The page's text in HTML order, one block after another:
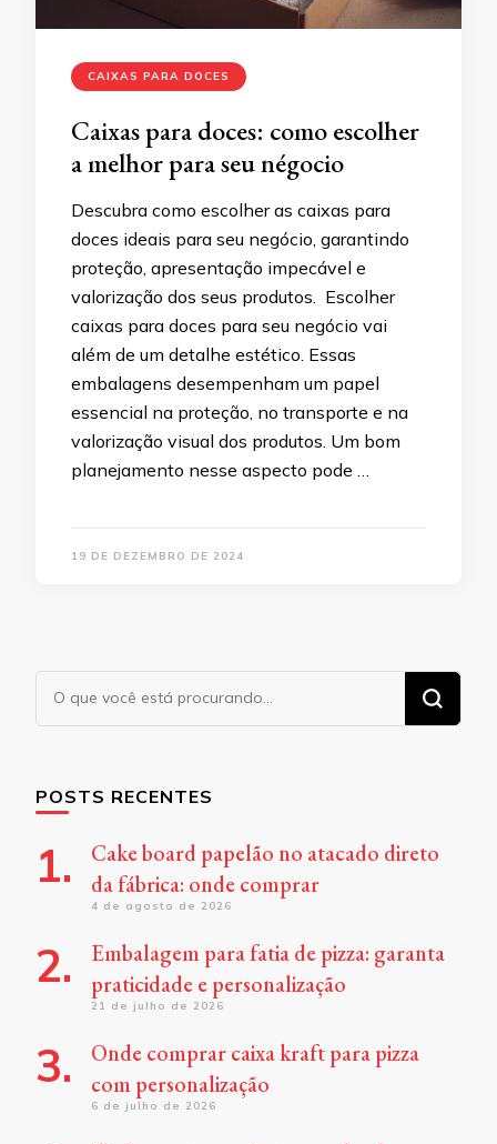
CAIXAS PARA DOCES
Caixas para doces: como escolher
a melhor para seu négocio
Descubra como escolher as caixas para
doces ideais para seu negócio, garantindo
proteção, apresentação impecável e
valorização dos seus produtos. Escolher
caixas para doces para seu negócio vai
além de um detalhe estético. Essas
embalagens desempenham um papel
essencial na proteção, no transporte e na
valorização visual dos produtos. Um bom
planejamento nesse aspecto pode …
19 DE DEZEMBRO DE 2024
Procurando
algo?
POSTS RECENTES
Cake board papelão no atacado direto
da fábrica: onde comprar
4 de agosto de 2026
Embalagem para fatia de pizza: garanta
praticidade e personalização
21 de julho de 2026
Onde comprar caixa kraft para pizza
com personalização
6 de julho de 2026